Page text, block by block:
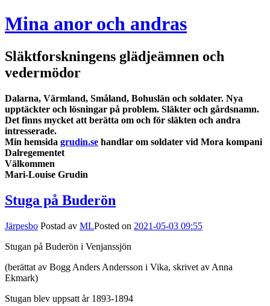
Mina anor och andras
Släktforskningens glädjeämnen och
vedermödor
Dalarna, Värmland, Småland, Bohuslän och soldater. Nya
upptäckter och lösningar på problem. Släkter och gårdsnamn.
Det finns mycket att berätta om och för släkten och andra
intresserade.
Min hemsida grudin.se handlar om soldater vid Mora kompani
Dalregementet
Välkommen
Mari-Louise Grudin
Stuga på Buderön
Järpesbo Postad av MLPosted on 2021-05-03 09:55
Stugan på Buderön i Venjanssjön
(berättat av Bogg Anders Andersson i Vika, skrivet av Anna
Ekmark)
Stugan blev uppsatt år 1893-1894